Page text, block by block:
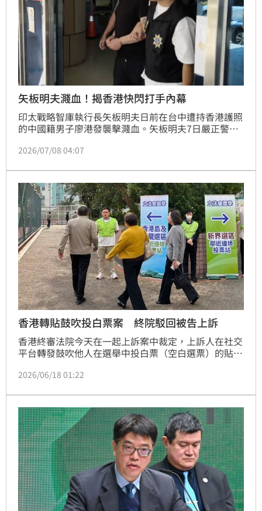
矢板明夫濺血！揭香港快閃打手內幕
印太戰略智庫執行長矢板明夫日前在台中遭持香港護照
的中國籍男子廖港發襲擊濺血。矢板明夫7日嚴正警
模式。警方調查發現，嫌犯具幫派背景，手法為短時間
嚴查幕後藏鏡人，絕不能以一般傷害罪輕放，並須全面
檢討入境安全機制，防堵具暴力前科者輕易犯案，以免
製造寒蟬效應。他強調不會因暴力退縮，將持續捍衛言
論自由，並要求政府
2026/07/08 04:07
香港轉貼鼓吹投白票案 終院駁回被告上訴
香港終審法院今天在一起上訴案中裁定，上訴人在社交
平台轉發鼓吹他人在選舉中投白票（空白選票）的貼
月，緩刑半年的原判。
2026/06/18 01:22